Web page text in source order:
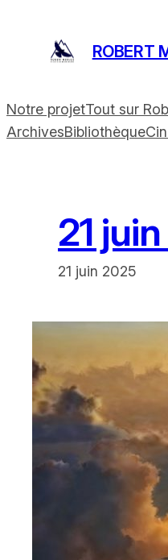
contenu
ROBERT
Notre projetTout sur
ArchivesBibliothèque
21
21 juin 2025